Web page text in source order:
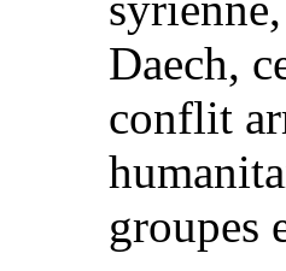
Daech,
conflit
groupes